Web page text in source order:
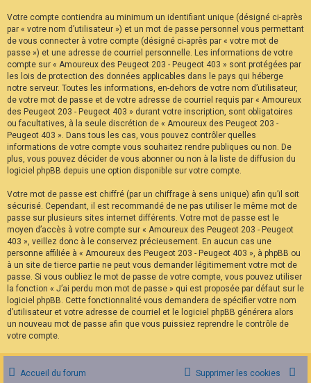
Votre compte contiendra au minimum un identifiant unique (désigné ci-après
par « votre nom d’utilisateur ») et un mot de passe personnel vous permettant
de vous connecter à votre compte (désigné ci-après par « votre mot de
passe ») et une adresse de courriel personnelle. Les informations de votre
compte sur « Amoureux des Peugeot 203 - Peugeot 403 » sont protégées par
les lois de protection des données applicables dans le pays qui héberge
notre serveur. Toutes les informations, en-dehors de votre nom d’utilisateur,
de votre mot de passe et de votre adresse de courriel requis par « Amoureux
des Peugeot 203 - Peugeot 403 » durant votre inscription, sont obligatoires
ou facultatives, à la seule discrétion de « Amoureux des Peugeot 203 -
Peugeot 403 ». Dans tous les cas, vous pouvez contrôler quelles
informations de votre compte vous souhaitez rendre publiques ou non. De
plus, vous pouvez décider de vous abonner ou non à la liste de diffusion du
logiciel phpBB depuis une option disponible sur votre compte.
Votre mot de passe est chiffré (par un chiffrage à sens unique) afin qu’il soit
sécurisé. Cependant, il est recommandé de ne pas utiliser le même mot de
passe sur plusieurs sites internet différents. Votre mot de passe est le
moyen d’accès à votre compte sur « Amoureux des Peugeot 203 - Peugeot
403 », veillez donc à le conservez précieusement. En aucun cas une
personne affiliée à « Amoureux des Peugeot 203 - Peugeot 403 », à phpBB ou
à un site de tierce partie ne peut vous demander légitimement votre mot de
passe. Si vous oubliez le mot de passe de votre compte, vous pouvez utiliser
la fonction « J’ai perdu mon mot de passe » qui est proposée par défaut sur le
logiciel phpBB. Cette fonctionnalité vous demandera de spécifier votre nom
d’utilisateur et votre adresse de courriel et le logiciel phpBB générera alors
un nouveau mot de passe afin que vous puissiez reprendre le contrôle de
votre compte.
Accueil du forum Supprimer les cookies